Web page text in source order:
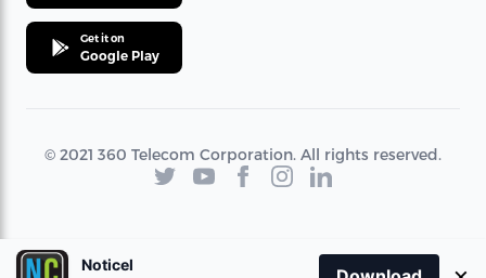
Get it on
Google Play
© 2021 360 Telecom Corporation. All rights reserved.
Noticel